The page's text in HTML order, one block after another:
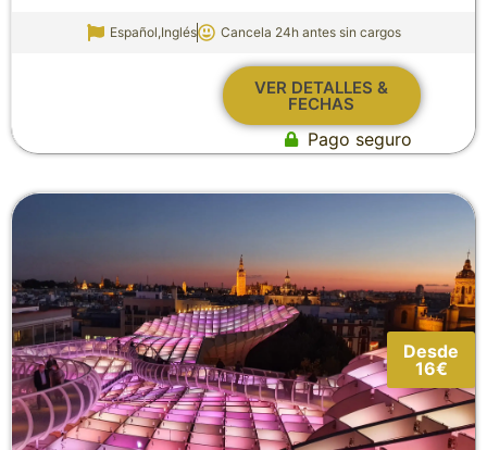
Español,Inglés Cancela 24h antes sin cargos
VER DETALLES &
FECHAS
Pago seguro
Desde
16€